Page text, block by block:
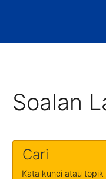
Soalan
Cari
Kata kunci atau topik